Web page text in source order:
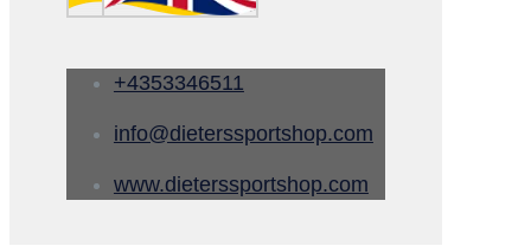
+4353346511
info@dieterssportshop.com
www.dieterssportshop.com